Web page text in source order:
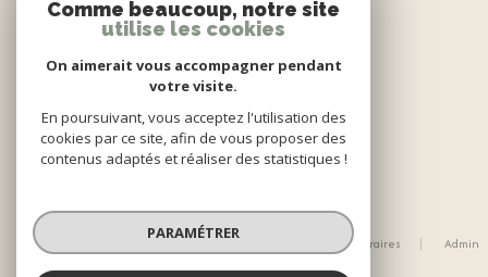
NOUS SUIVRE
© 2026 | Tous droits réservés
Mentions légales Nos honoraires
Admin
Comme beaucoup, notre site
utilise les cookies
On aimerait vous accompagner pendant
votre visite.
En poursuivant, vous acceptez l'utilisation des
cookies par ce site, afin de vous proposer des
contenus adaptés et réaliser des statistiques !
PARAMÉTRER